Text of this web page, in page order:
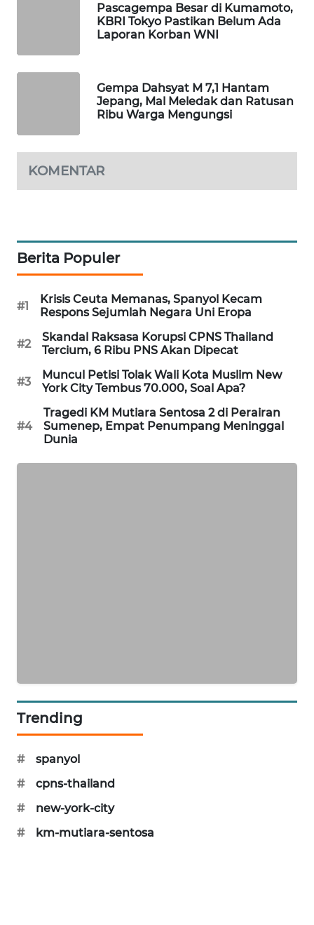
Pascagempa Besar di Kumamoto,
KBRI Tokyo Pastikan Belum Ada
Laporan Korban WNI
Gempa Dahsyat M 7,1 Hantam
Jepang, Mal Meledak dan Ratusan
Ribu Warga Mengungsi
KOMENTAR
Berita Populer
#1
Krisis Ceuta Memanas, Spanyol Kecam
Respons Sejumlah Negara Uni Eropa
#2
Skandal Raksasa Korupsi CPNS Thailand
Tercium, 6 Ribu PNS Akan Dipecat
#3
Muncul Petisi Tolak Wali Kota Muslim New
York City Tembus 70.000, Soal Apa?
#4
Tragedi KM Mutiara Sentosa 2 di Perairan
Sumenep, Empat Penumpang Meninggal
Dunia
Trending
#
spanyol
#
cpns-thailand
#
new-york-city
#
km-mutiara-sentosa
KONSUMEN
LISTRIK
MAWAKA
ID
MARTABAT
NET
PLN
WATCH
ALPERKLINAS
TAMBANG
NEWS
SITUNGIR